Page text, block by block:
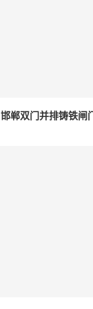
邯郸双门并排铸铁闸门